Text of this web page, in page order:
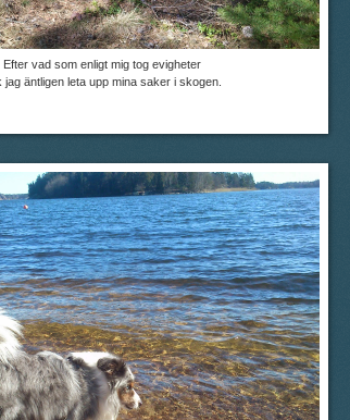
Efter vad som enligt mig tog evigheter
jag äntligen leta upp mina saker i skogen.